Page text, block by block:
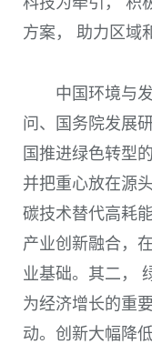
方案， 助力区域
中国环境与
问、国务院发展
国推进绿色转型
并把重心放在源
碳技术替代高耗
产业创新融合，
业基础。其二，
为经济增长的重
动。创新大幅降